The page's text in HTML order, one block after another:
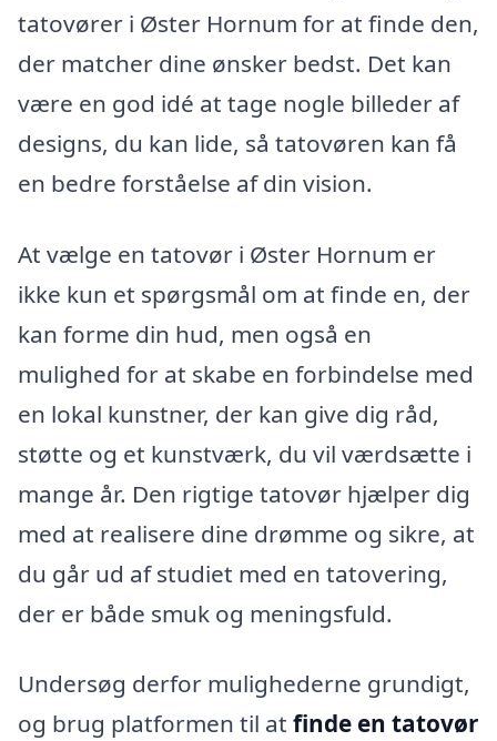
tatovører i Øster Hornum for at finde den,
der matcher dine ønsker bedst. Det kan
være en god idé at tage nogle billeder af
designs, du kan lide, så tatovøren kan få
en bedre forståelse af din vision.
At vælge en tatovør i Øster Hornum er
ikke kun et spørgsmål om at finde en, der
kan forme din hud, men også en
mulighed for at skabe en forbindelse med
en lokal kunstner, der kan give dig råd,
støtte og et kunstværk, du vil værdsætte i
mange år. Den rigtige tatovør hjælper dig
med at realisere dine drømme og sikre, at
du går ud af studiet med en tatovering,
der er både smuk og meningsfuld.
Undersøg derfor mulighederne grundigt,
og brug platformen til at finde en tatovør